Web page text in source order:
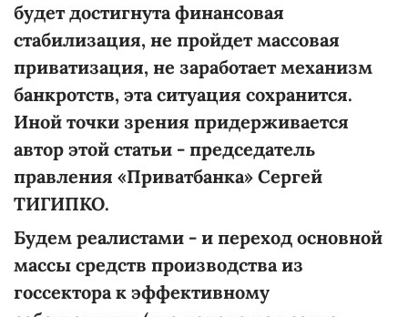
будет достигнута финансовая
стабилизация, не пройдет массовая
приватизация, не заработает механизм
банкротств, эта ситуация сохранится.
Иной точки зрения придерживается
автор этой статьи - председатель
правления «Приватбанка» Сергей
ТИГИПКО.
Будем реалистами - и переход основной
массы средств производства из
госсектора к эффективному